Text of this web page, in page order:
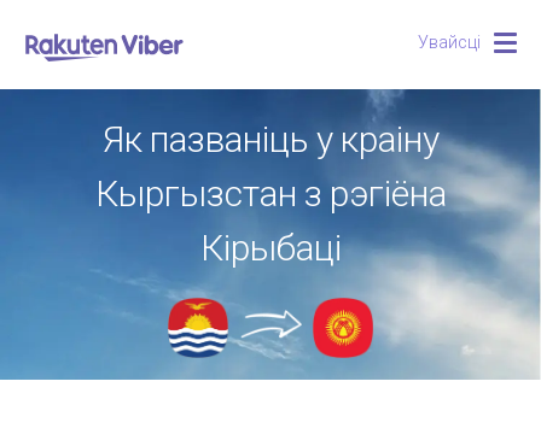
Увайсці
Як пазваніць у краіну
Кыргызстан з рэгіёна
Кірыбаці